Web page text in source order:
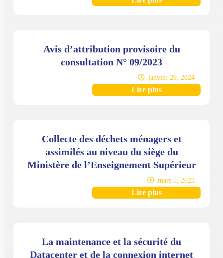
Avis d’attribution provisoire du
consultation N° 09/2023
janvier 29, 2024
Lire plus
Collecte des déchets ménagers et
assimilés au niveau du siège du
Ministère de l’Enseignement Supérieur
mars 5, 2023
Lire plus
La maintenance et la sécurité du
Datacenter et de la connexion internet